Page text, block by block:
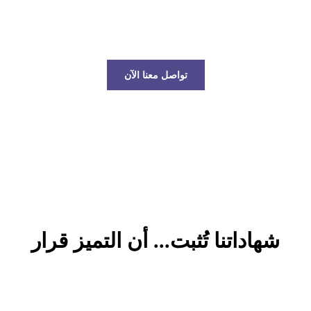
تواصل معنا الآن
شهاداتنا تُثبت... أن التميز قرار